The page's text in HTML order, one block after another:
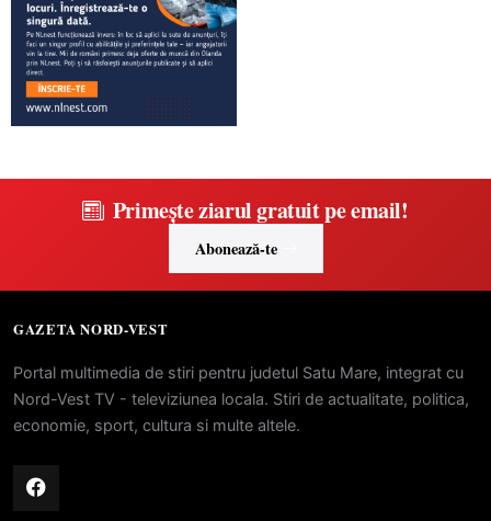
Primește ziarul gratuit pe email!
Abonează-te
GAZETA NORD-VEST
Portal multimedia de stiri pentru judetul Satu Mare, integrat cu
Nord-Vest TV - televiziunea locala. Stiri de actualitate, politica,
economie, sport, cultura si multe altele.